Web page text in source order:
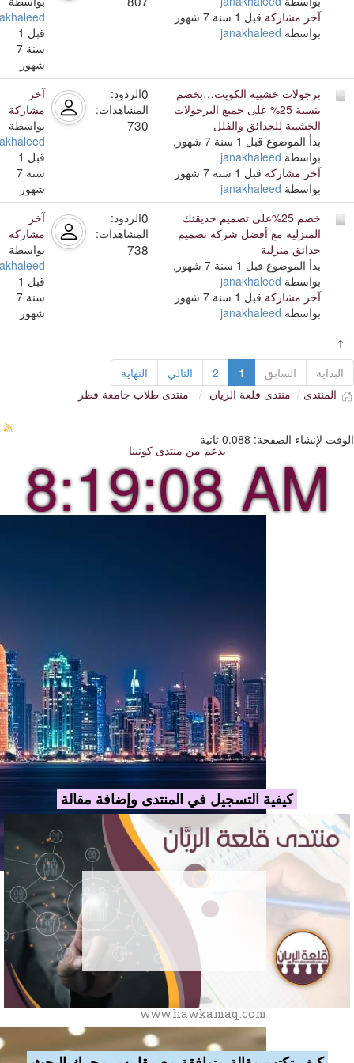
آخر مشاركة قبل 1 سنة 7 شهور
بواسطة janakhaleed
قبل 1
سنة 7
شهور
برجولات خشبية الكويت…بخصم
بنسبة 25% على جميع البرجولات
الخشبية للحدائق والفلل
بدأ الموضوع قبل 1 سنة 7 شهور,
بواسطة janakhaleed
آخر مشاركة قبل 1 سنة 7 شهور
بواسطة janakhaleed
الردود:0
المشاهدات:
730
آخر
مشاركة
بواسطة
قبل 1
سنة 7
شهور
خصم 25%على تصميم حديقتك
المنزلية مع أفضل شركة تصميم
حدائق منزلية
بدأ الموضوع قبل 1 سنة 7 شهور,
بواسطة janakhaleed
آخر مشاركة قبل 1 سنة 7 شهور
بواسطة janakhaleed
الردود:0
المشاهدات:
738
آخر
مشاركة
بواسطة
قبل 1
سنة 7
شهور
البداية السابق 1
2 التالي
النهاية
المنتدى
منتدى قلعة الريان منتدى طلاب جامعة قطر
الوقت لإنشاء الصفحة: 0.088 ثانية
بدعم من منتدى كونينا
8:19:09 AM
حوكمة انترناشيونال
للاستشارات الإدارية
www.hawkamaq.com
كيفية التسجيل في المنتدى وإضافة مقالة